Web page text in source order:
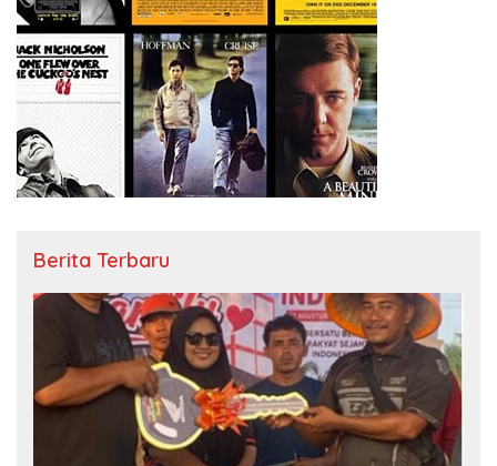
Berita Terbaru